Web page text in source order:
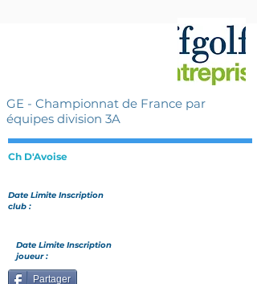
GE - Championnat de France par
équipes division 3A
Ch D'Avoise
Date Limite Inscription
club :
Date Limite Inscription
joueur :
Partager